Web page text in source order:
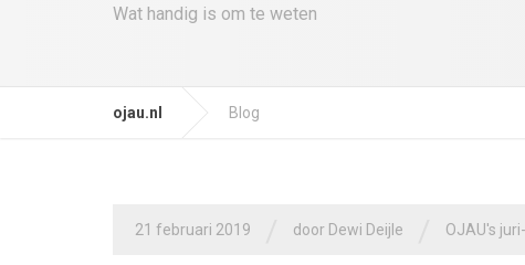
Wat handig is om te weten
ojau.nl Blog
21 februari 2019 door Dewi Deijle OJAU's